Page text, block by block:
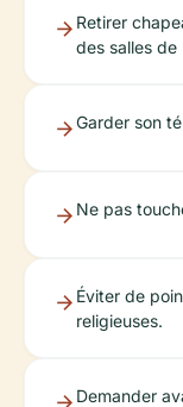
Retirer
des salles de
Garder son
Ne pas
Éviter de
religieuses.
Demander